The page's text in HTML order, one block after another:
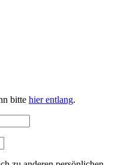
bitte hier entlang.